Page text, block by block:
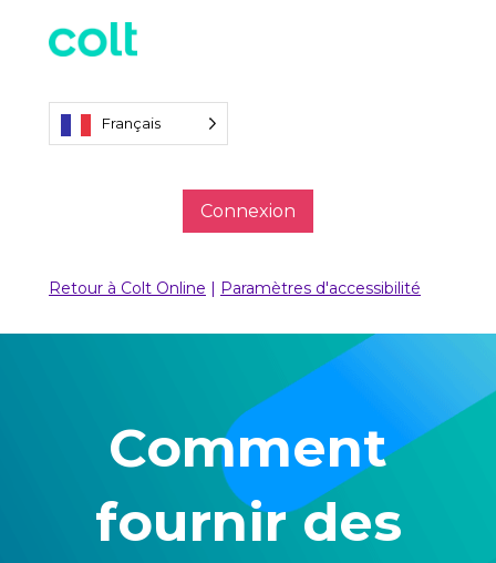
Français
Connexion
Retour à Colt Online Paramètres d'accessibilité
Comment
fournir des